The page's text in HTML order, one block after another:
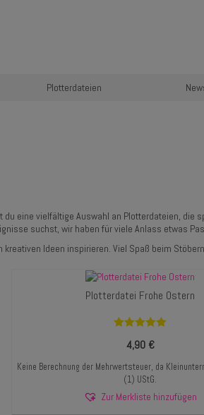
Plotterdateien
eine vielfältige Auswahl an Plotterdateien,
suchst, wir haben für viele Anlass etwas
Ideen inspirieren. Viel Spaß beim
Plotterdatei Frohe Ostern
5.00von 5
4,90 €
Keine Berechnung der Mehrwertsteuer, da
(1) UStG.
Zur Merkliste hinzufügen